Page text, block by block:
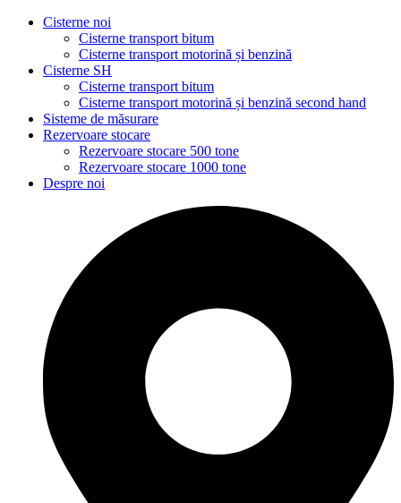
Cisterne noi
Cisterne transport bitum
Cisterne transport motorină și benzină
Cisterne SH
Cisterne transport bitum
Cisterne transport motorină și benzină second hand
Sisteme de măsurare
Rezervoare stocare
Rezervoare stocare 500 tone
Rezervoare stocare 1000 tone
Despre noi